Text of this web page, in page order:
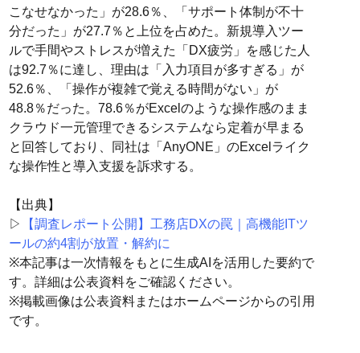
こなせなかった」が28.6％、「サポート体制が不十
分だった」が27.7％と上位を占めた。新規導入ツー
ルで手間やストレスが増えた「DX疲労」を感じた人
は92.7％に達し、理由は「入力項目が多すぎる」が
52.6％、「操作が複雑で覚える時間がない」が
48.8％だった。78.6％がExcelのような操作感のまま
クラウド一元管理できるシステムなら定着が早まる
と回答しており、同社は「AnyONE」のExcelライク
な操作性と導入支援を訴求する。
【出典】
▷
【調査レポート公開】工務店DXの罠｜高機能ITツ
ールの約4割が放置・解約に
※本記事は一次情報をもとに生成AIを活用した要約で
す。詳細は公表資料をご確認ください。
※掲載画像は公表資料またはホームページからの引用
です。